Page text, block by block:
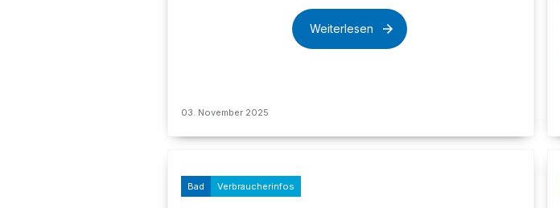
03. November 2025
Weiterlesen
Bad Verbraucherinfos